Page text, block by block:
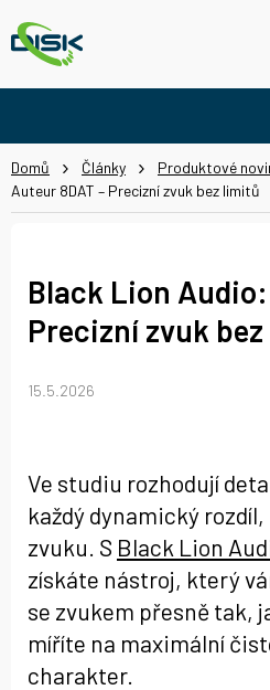
na
obsah
Domů Články Produktové
Auteur 8DAT – Precizní zvuk bez limitů
Black Lion
Precizní zvuk
15.5.2026
Ve studiu rozhodují
každý dynamický
zvuku. S Black Lion
získáte nástroj, který
se zvukem přesně tak,
míříte na maximální
charakter.